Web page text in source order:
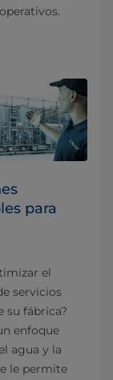
para
el
servicios
su fábrica?
enfoque
agua y la
le permite